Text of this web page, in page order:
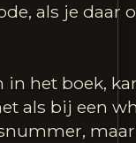
als je daar
in het boek,
als bij een